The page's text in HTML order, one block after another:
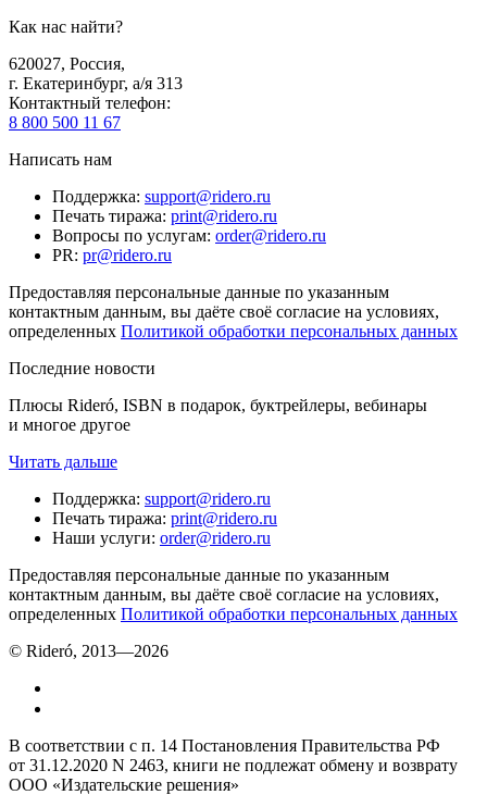
Как нас найти?
620027, Россия,
г. Екатеринбург, а/я 313
Контактный телефон:
8 800 500 11 67
Написать нам
Поддержка: support@ridero.ru
Печать тиража: print@ridero.ru
Вопросы по услугам: order@ridero.ru
PR: pr@ridero.ru
Предоставляя персональные данные по указанным
контактным данным, вы даёте своё согласие на условиях,
определенных Политикой обработки персональных данных
Последние новости
Плюсы Rideró, ISBN в подарок, буктрейлеры, вебинары
и многое другое
Читать дальше
Поддержка: support@ridero.ru
Печать тиража: print@ridero.ru
Наши услуги: order@ridero.ru
Предоставляя персональные данные по указанным
контактным данным, вы даёте своё согласие на условиях,
определенных Политикой обработки персональных данных
© Rideró, 2013—2026
В соответствии с п. 14 Постановления Правительства РФ
от 31.12.2020 N 2463, книги не подлежат обмену и возврату
ООО «Издательские решения»